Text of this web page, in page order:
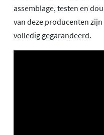
assemblage, testen en
van deze producenten
volledig gegarandeerd.